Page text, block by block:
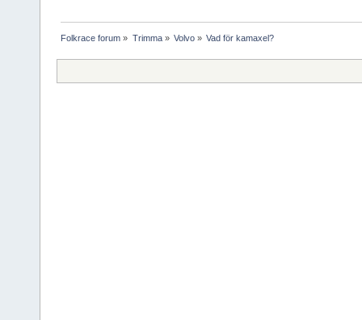
Folkrace forum » Trimma» Volvo» Vad för kamaxel?